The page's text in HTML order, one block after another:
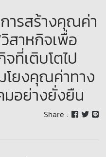
ารสร้างคุณค่า
สาหกิจเพื่อ
ที่เติบโตไป
โยงคุณค่าทาง
มอย่างยั่งยืน
Share :